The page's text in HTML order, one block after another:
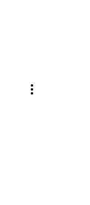
de-France